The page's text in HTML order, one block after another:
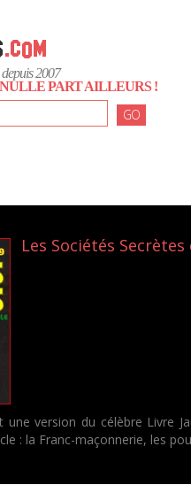
depuis 2007
NULLE PART AILLEURS !
GO
Les Sociétés
une version du célèbre Livre
: la Franc-maçonnerie, les